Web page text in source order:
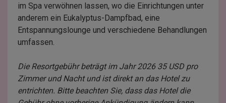
im Spa verwöhnen lassen, wo die Einrichtungen unter
anderem ein Eukalyptus-Dampfbad, eine
Entspannungslounge und verschiedene Behandlungen
umfassen.
Die Resortgebühr beträgt im Jahr 2026 35 USD pro
Zimmer und Nacht und ist direkt an das Hotel zu
entrichten. Bitte beachten Sie, dass das Hotel die